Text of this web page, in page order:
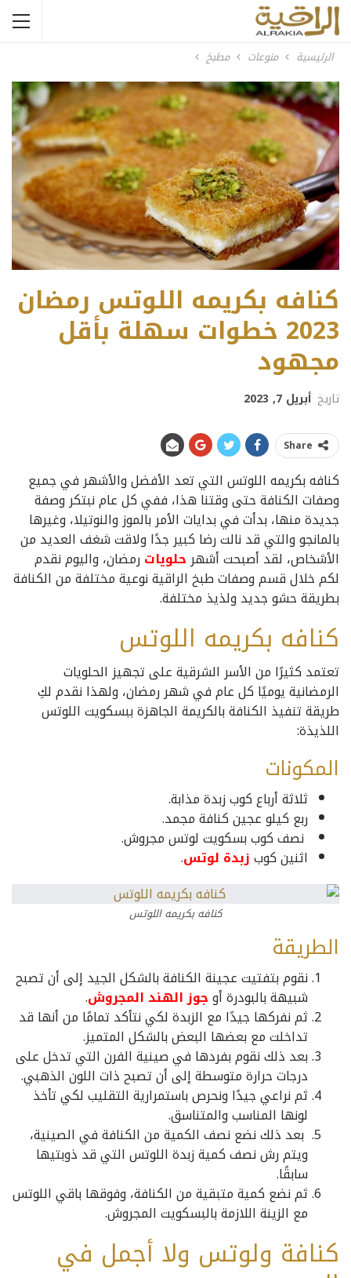
الرئيسية منوعات مطبخ
كنافه بكريمه اللوتس رمضان
2023 خطوات سهلة بأقل
مجهود
تاريخ أبريل 7, 2023
Share
كنافه بكريمه اللوتس التي تعد الأفضل والأشهر في جميع
وصفات الكنافة حتى وقتنا هذا، ففي كل عام نبتكر وصفة
جديدة منها، بدأت في بدايات الأمر بالموز والنوتيلا، وغيرها
بالمانجو والتي قد نالت رضا كبير جدًا ولاقت شغف العديد من
الأشخاص، لقد أصبحت أشهرحلوياترمضان، واليوم نقدم
لكم خلال قسم وصفات طبخ الراقية نوعية مختلفة من الكنافة
بطريقة حشو جديد ولذيذ مختلفة.
كنافه بكريمه اللوتس
تعتمد كثيرًا من الأسر الشرقية على تجهيز الحلويات
الرمضانية يوميًا كل عام في شهر رمضان، ولهذا نقدم لكِ
طريقة تنفيذ الكنافة بالكريمة الجاهزة ببسكويت اللوتس
اللذيذة:
المكونات
ثلاثة أرباع كوب زبدة مذابة.
ربع كيلو عجين كنافة مجمد.
نصف كوب بسكويت لوتس مجروش.
اثنين كوبزبدة لوتس.
كنافه بكريمه اللوتس
الطريقة
نقوم بتفتيت عجينة الكنافة بالشكل الجيد إلى أن تصبح
شبيهة بالبودرة أوجوز الهند المجروش.
ثم نفركها جيدًا مع الزبدة لكي نتأكد تمامًا من أنها قد
تداخلت مع بعضها البعض بالشكل المتميز.
بعد ذلك نقوم بفردها في صينية الفرن التي تدخل على
درجات حرارة متوسطة إلى أن تصبح ذات اللون الذهبي.
ثم نراعي جيدًا ونحرص باستمرارية التقليب لكي تأخذ
لونها المناسب والمتناسق.
بعد ذلك نضع نصف الكمية من الكنافة في الصينية،
ويتم رش نصف كمية زبدة اللوتس التي قد ذوبتيها
سابقًا.
ثم نضع كمية متبقية من الكنافة، وفوقها باقي اللوتس
مع الزينة اللازمة بالبسكويت المجروش.
كنافة ولوتس ولا أجمل في